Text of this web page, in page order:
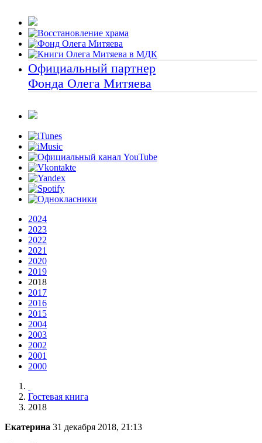
Официальный партнер
Фонда Олега Митяева
2024
2023
2022
2021
2020
2019
2018
2017
2016
2015
2004
2003
2002
2001
2000
Гостевая книга
2018
Екатерина 31 декабря 2018, 21:13